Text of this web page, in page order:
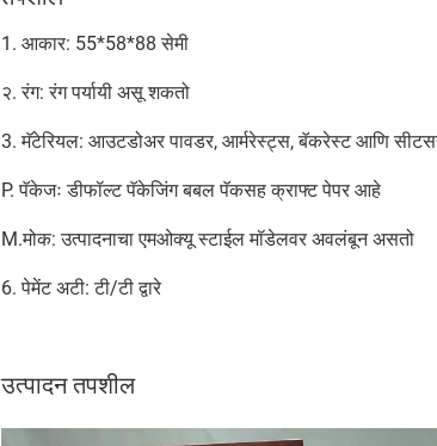
1. आकार: 55*58*88 सेमी
२. रंग: रंग पर्यायी असू शकतो
3. मॅटेरियल: आउटडोअर पावडर, आर्मरेस्ट्स, बॅकरेस्ट आणि
P. पॅकेजः डीफॉल्ट पॅकेजिंग बबल पॅकसह क्राफ्ट पेपर आहे
M.मोक: उत्पादनाचा एमओक्यू स्टाईल मॉडेलवर अवलंबून असतो
6. पेमेंट अटी: टी/टी द्वारे
उत्पादन तपशील